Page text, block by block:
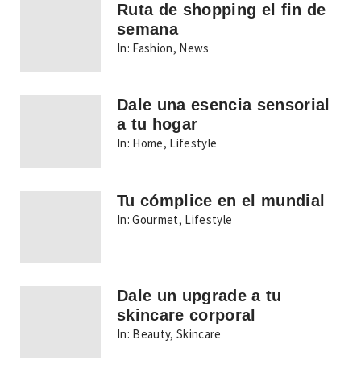
Ruta de shopping el fin de
semana
In: Fashion, News
Dale una esencia sensorial
a tu hogar
In: Home, Lifestyle
Tu cómplice en el mundial
In: Gourmet, Lifestyle
Dale un upgrade a tu
skincare corporal
In: Beauty,Skincare